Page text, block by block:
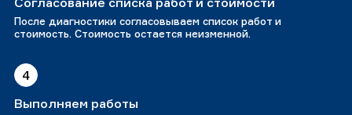
После диагностики согласовываем список работ и
стоимость. Стоимость остается неизменной.
4
Выполняем работы